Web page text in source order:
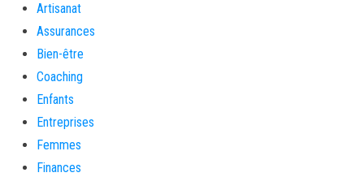
Artisanat
Assurances
Bien-être
Coaching
Enfants
Entreprises
Femmes
Finances